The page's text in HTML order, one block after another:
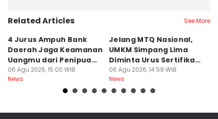
Related Articles See More
4 Jurus Ampuh Bank
Daerah Jaga Keamanan
Uangmu dari Penipuan
Digital
06 Agu 2026, 15:00 WIB
News
Jelang MTQ Nasional,
UMKM Simpang Lima
Diminta Urus Sertifikat
Halal
06 Agu 2026, 14:59 WIB
News